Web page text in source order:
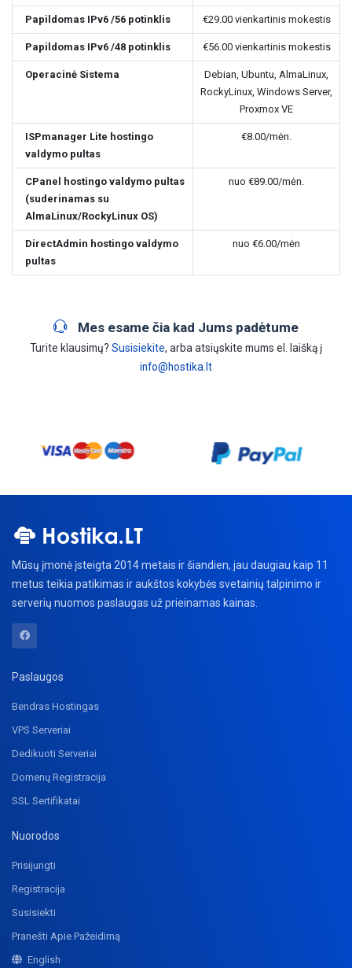
Papildomas IPv6 /56 potinklis €29.00vienkartinis mokestis
Papildomas IPv6 /48 potinklis €56.00vienkartinis mokestis
Operacinė Sistema
Debian, Ubuntu, AlmaLinux,
RockyLinux, Windows Server,
Proxmox VE
ISPmanager Lite hostingo
valdymo pultas
€8.00/mėn.
CPanel hostingo valdymo pultas
(suderinamas su
AlmaLinux/RockyLinux OS)
nuo €89.00/mėn.
DirectAdmin hostingo valdymo
pultas
nuo €6.00/mėn
Mes esame čia kad Jums padėtume
Turite klausimų? Susisiekite, arba atsiųskite mums el. laišką į
info@hostika.lt
Mūsų įmonė įsteigta 2014 metais ir šiandien, jau daugiau kaip 11
metus teikia patikimas ir aukštos kokybės svetainių talpinimo ir
serverių nuomos paslaugas už prieinamas kainas.
Paslaugos
Bendras Hostingas
VPS Serveriai
Dedikuoti Serveriai
Domenų Registracija
SSL Sertifikatai
Nuorodos
Prisijungti
Registracija
Susisiekti
Pranešti Apie Pažeidimą
English